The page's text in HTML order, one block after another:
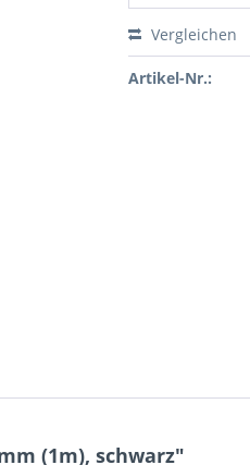
Vergleichen
Artikel-Nr.:
(1m), schwarz"